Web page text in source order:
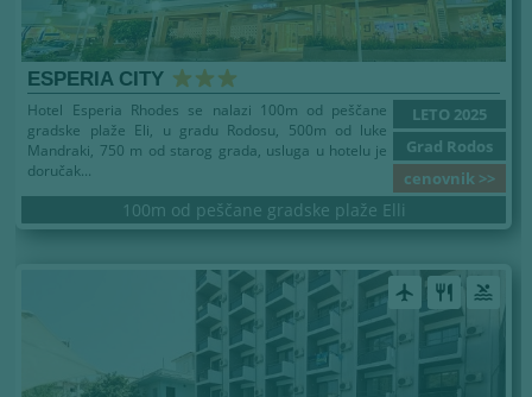
ESPERIA CITY
LETO 2025
Grad Rodos
cenovnik >>
Hotel Esperia Rhodes se nalazi 100m od peščane
gradske plaže Eli, u gradu Rodosu, 500m od luke
Mandraki, 750 m od starog grada, usluga u hotelu je
doručak...
100m od peščane gradske plaže Elli
airplanemode_active restaurant pool